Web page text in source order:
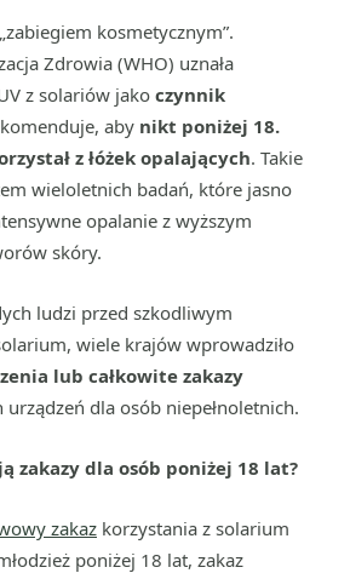
kosmetycznym”.
Zdrowia (WHO) uznała
z solariów jako czynnik
aby nikt poniżej 18.
z łóżek opalających. Takie
wieloletnich badań, które jasno
opalanie z wyższym
skóry.
ludzi przed szkodliwym
wiele krajów wprowadziło
lub całkowite zakazy
urządzeń dla osób niepełnoletnich.
zakazy dla osób poniżej 18 lat?
zakaz korzystania z solarium
poniżej 18 lat, zakaz